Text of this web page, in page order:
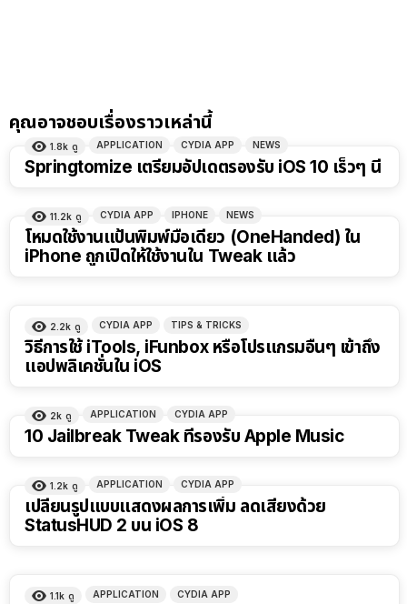
คุณอาจชอบเรื่องราวเหล่านี้
1.8k ดู APPLICATION CYDIA APP NEWS
Springtomize เตรียมอัปเดตรองรับ iOS 10 เร็วๆ นี้
11.2k ดู CYDIA APP IPHONE NEWS
โหมดใช้งานแป้นพิมพ์มือเดียว (OneHanded) ใน
iPhone ถูกเปิดให้ใช้งานใน Tweak แล้ว
2.2k ดู CYDIA APP TIPS & TRICKS
วิธีการใช้ iTools, iFunbox หรือโปรแกรมอื่นๆ เข้าถึง
แอปพลิเคชั่นใน iOS
2k ดู APPLICATION CYDIA APP
10 Jailbreak Tweak ที่รองรับ Apple Music
1.2k ดู APPLICATION CYDIA APP
เปลี่ยนรูปแบบแสดงผลการเพิ่ม ลดเสียงด้วย
StatusHUD 2 บน iOS 8
1.1k ดู APPLICATION CYDIA APP